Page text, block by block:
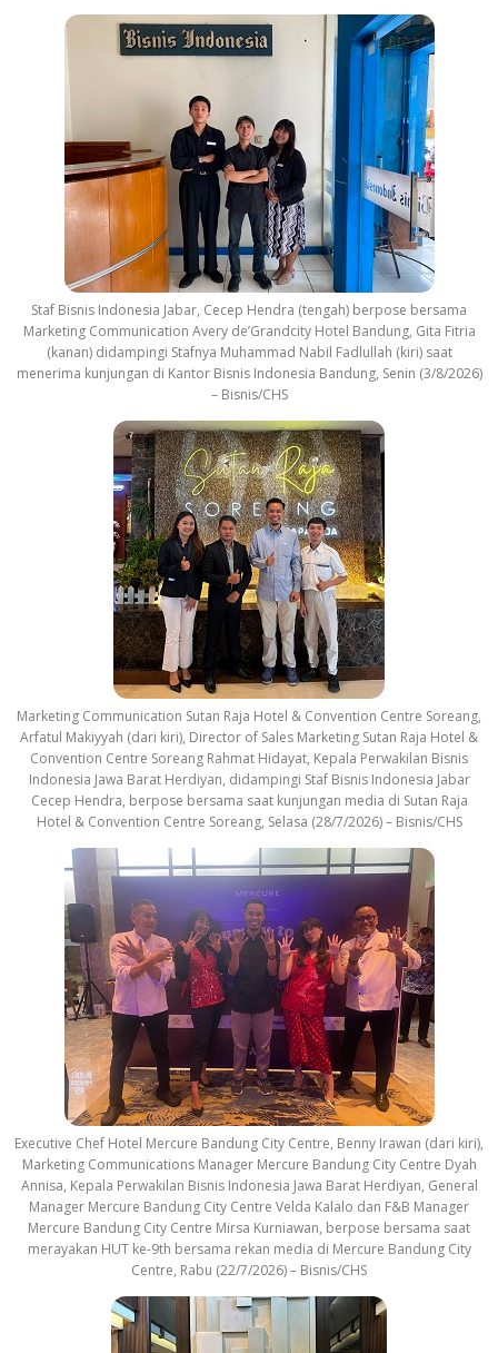
Staf Bisnis Indonesia Jabar, Cecep Hendra (tengah) berpose bersama
Marketing Communication Avery de’Grandcity Hotel Bandung, Gita Fitria
(kanan) didampingi Stafnya Muhammad Nabil Fadlullah (kiri) saat
menerima kunjungan di Kantor Bisnis Indonesia Bandung, Senin (3/8/2026)
– Bisnis/CHS
Marketing Communication Sutan Raja Hotel & Convention Centre Soreang,
Arfatul Makiyyah (dari kiri), Director of Sales Marketing Sutan Raja Hotel &
Convention Centre Soreang Rahmat Hidayat, Kepala Perwakilan Bisnis
Indonesia Jawa Barat Herdiyan, didampingi Staf Bisnis Indonesia Jabar
Cecep Hendra, berpose bersama saat kunjungan media di Sutan Raja
Hotel & Convention Centre Soreang, Selasa (28/7/2026) – Bisnis/CHS
Executive Chef Hotel Mercure Bandung City Centre, Benny Irawan (dari kiri),
Marketing Communications Manager Mercure Bandung City Centre Dyah
Annisa, Kepala Perwakilan Bisnis Indonesia Jawa Barat Herdiyan, General
Manager Mercure Bandung City Centre Velda Kalalo dan F&B Manager
Mercure Bandung City Centre Mirsa Kurniawan, berpose bersama saat
merayakan HUT ke-9th bersama rekan media di Mercure Bandung City
Centre, Rabu (22/7/2026) – Bisnis/CHS